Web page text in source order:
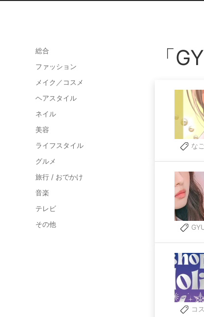
総合
ファッション
メイク／コスメ
ヘアスタイル
ネイル
美容
ライフスタイル
グルメ
旅行 / おでかけ
音楽
テレビ
その他
「
な
コ